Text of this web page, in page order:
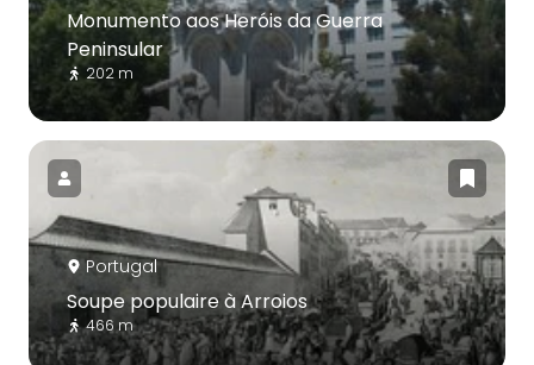
Monumento aos Heróis da Guerra
Peninsular
202 m
Portugal
Soupe populaire à Arroios
466 m